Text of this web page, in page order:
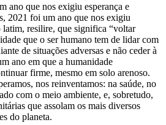
ano que nos exigiu esperança e
2021 foi um ano que nos exigiu
resilire, que significa “voltar
que o ser humano tem de lidar com
de situações adversas e não ceder à
ano em que a humanidade
firme, mesmo em solo arenoso.
nos reinventamos: na saúde, no
com o meio ambiente, e, sobretudo,
que assolam os mais diversos
do planeta.